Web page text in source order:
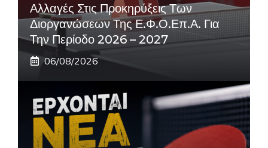
Αλλαγές Στις Προκηρύξεις Των
Διοργανώσεων Της Ε.Φ.Ο.Επ.Α. Για
Την Περίοδο 2026 – 2027
06/08/2026